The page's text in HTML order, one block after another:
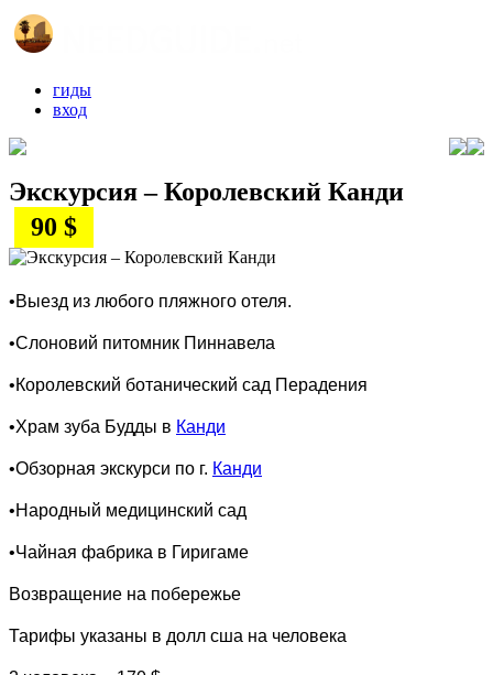
гиды
вход
Экскурсия – Королевский Канди
90 $
•Выезд из любого пляжного отеля.
•Слоновий питомник Пиннавела
•Королевский ботанический сад Перадения
•Храм зуба Будды в Канди
•Обзорная экскурси по г. Канди
•Народный медицинский сад
•Чайная фабрика в Гиригаме
Возвращение на побережье
Тарифы указаны в долл сша на человека